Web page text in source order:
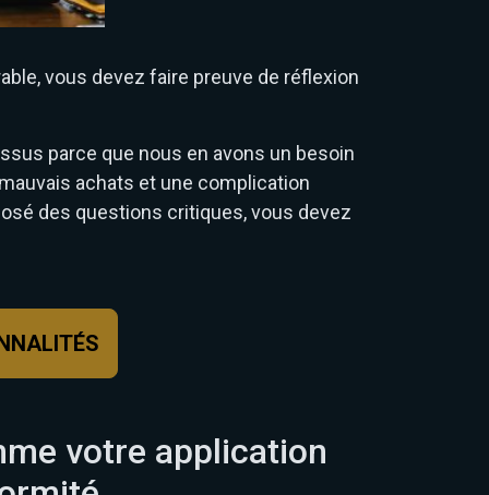
vous devez faire preuve de réflexion
parce que nous en avons un besoin
achats et une complication
des questions critiques, vous devez
votre application